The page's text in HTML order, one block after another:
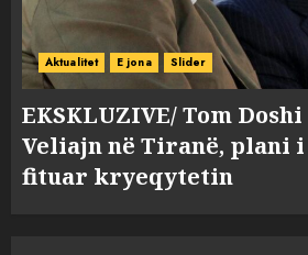
Aktualitet E jona Slider
EKSKLUZIVE/ Tom
Veliajn në Tiranë, plani i
fituar kryeqytetin